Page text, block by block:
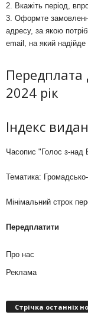
2. Вкажіть період,
3. Оформте
адресу, за якою
email, на який
Передплата
2024 рік
Індекс
Часопис "Голос з-над
Тематика: Громадсько-
Мінімальний строк
Передплатити
Про нас
Реклама
Стрічка останніх